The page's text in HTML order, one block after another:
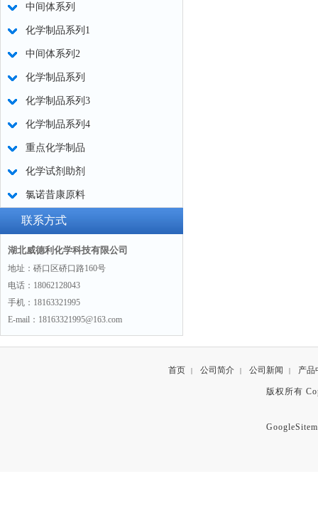
中间体系列
化学制品系列1
中间体系列2
化学制品系列
化学制品系列3
化学制品系列4
重点化学制品
化学试剂助剂
氯诺昔康原料
联系方式
湖北威德利化学科技有限公司
地址：硚口区硚口路160号
电话：18062128043
手机：18163321995
E-mail：18163321995@163.com
首页 | 公司简介 | 公司新闻 | 产品
版权所有